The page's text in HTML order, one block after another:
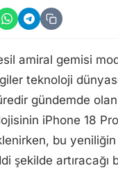
amiral gemisi
teknoloji
gündemde
iPhone 18
bu
şekilde artıracağı